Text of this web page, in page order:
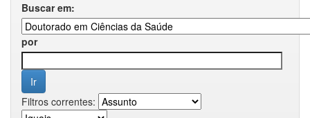
Buscar em:
por
Filtros correntes: